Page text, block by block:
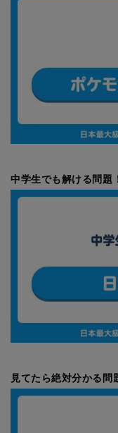
中学生でも解ける問題
見てたら絶対分かる問